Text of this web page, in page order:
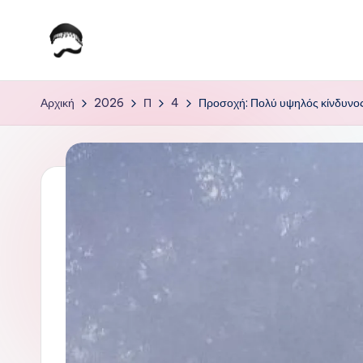
Μετάβαση
Τ
ο
α
Αρχική 2026 Π 4 Προσοχή: Πολύ υψηλός